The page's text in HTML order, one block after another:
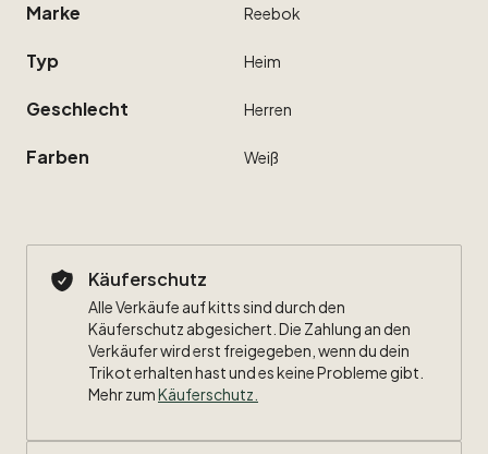
Marke Reebok
Typ Heim
Geschlecht Herren
Farben Weiß
Käuferschutz
Alle Verkäufe auf kitts sind durch den
Käuferschutz abgesichert. Die Zahlung an den
Verkäufer wird erst freigegeben, wenn du dein
Trikot erhalten hast und es keine Probleme gibt.
Mehr zumKäuferschutz